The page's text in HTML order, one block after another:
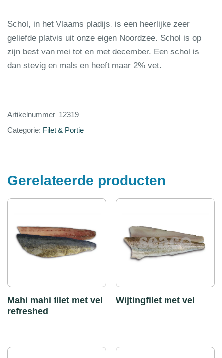
Schol, in het Vlaams pladijs, is een heerlijke zeer
geliefde platvis uit onze eigen Noordzee. Schol is op
zijn best van mei tot en met december. Een schol is
dan stevig en mals en heeft maar 2% vet.
Artikelnummer: 12319
Categorie: Filet & Portie
Gerelateerde producten
Mahi mahi filet met vel
refreshed
Wijtingfilet met vel